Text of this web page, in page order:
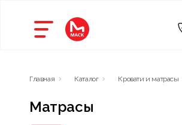
Главная Каталог Кровати и матрасы
Матрасы